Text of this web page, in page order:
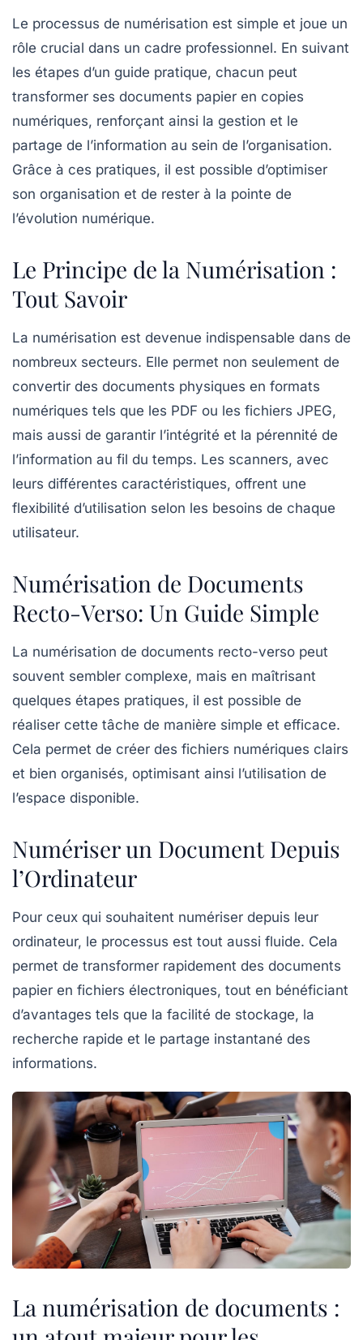
Le processus de numérisation est simple et joue un
rôle crucial dans un cadre professionnel. En suivant
les étapes d’un guide pratique, chacun peut
transformer ses documents papier en copies
numériques, renforçant ainsi la gestion et le
partage de l’information au sein de l’organisation.
Grâce à ces pratiques, il est possible d’optimiser
son organisation et de rester à la pointe de
l’évolution numérique.
Le Principe de la Numérisation :
Tout Savoir
La numérisation est devenue indispensable dans de
nombreux secteurs. Elle permet non seulement de
convertir des documents physiques en formats
numériques tels que les PDF ou les fichiers JPEG,
mais aussi de garantir l’intégrité et la pérennité de
l’information au fil du temps. Les scanners, avec
leurs différentes caractéristiques, offrent une
flexibilité d’utilisation selon les besoins de chaque
utilisateur.
Numérisation de Documents
Recto-Verso: Un Guide Simple
La numérisation de documents recto-verso peut
souvent sembler complexe, mais en maîtrisant
quelques étapes pratiques, il est possible de
réaliser cette tâche de manière simple et efficace.
Cela permet de créer des fichiers numériques clairs
et bien organisés, optimisant ainsi l’utilisation de
l’espace disponible.
Numériser un Document Depuis
l’Ordinateur
Pour ceux qui souhaitent numériser depuis leur
ordinateur, le processus est tout aussi fluide. Cela
permet de transformer rapidement des documents
papier en fichiers électroniques, tout en bénéficiant
d’avantages tels que la facilité de stockage, la
recherche rapide et le partage instantané des
informations.
La numérisation de documents :